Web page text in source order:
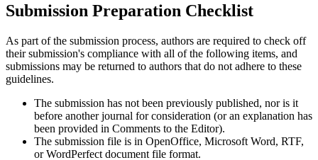
Submission Preparation Checklist
As part of the submission process, authors are required to check off
their submission's compliance with all of the following items, and
submissions may be returned to authors that do not adhere to these
guidelines.
The submission has not been previously published, nor is it
before another journal for consideration (or an explanation has
been provided in Comments to the Editor).
The submission file is in OpenOffice, Microsoft Word, RTF,
or WordPerfect document file format.